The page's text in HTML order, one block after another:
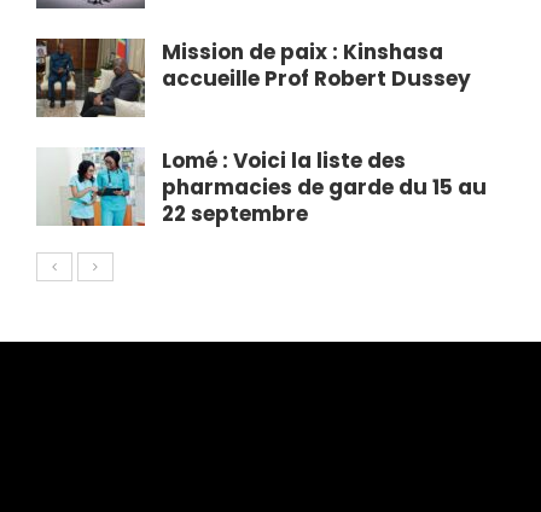
Mission de paix : Kinshasa
accueille Prof Robert Dussey
Lomé : Voici la liste des
pharmacies de garde du 15 au
22 septembre